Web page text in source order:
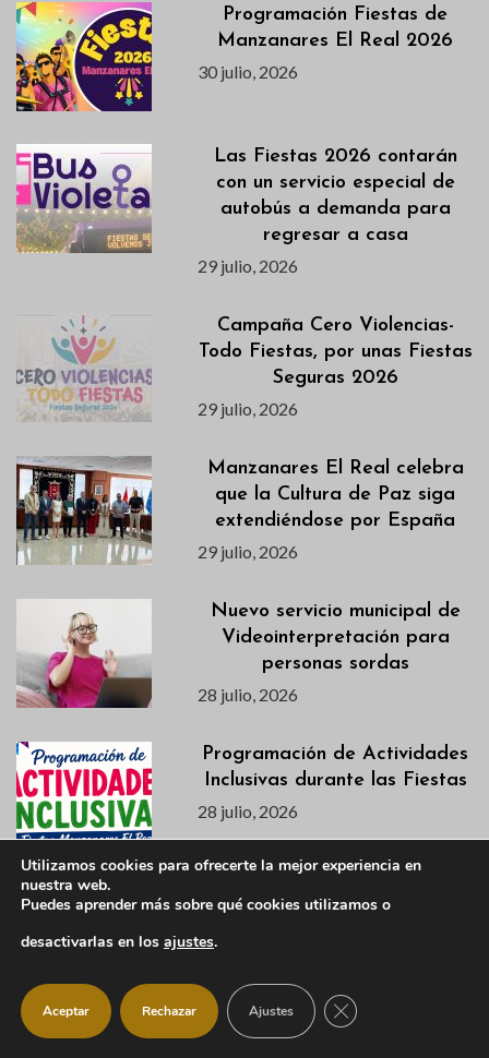
Programación Fiestas de
Manzanares El Real 2026
30 julio, 2026
Las Fiestas 2026 contarán
con un servicio especial de
autobús a demanda para
regresar a casa
29 julio, 2026
Campaña Cero Violencias-
Todo Fiestas, por unas Fiestas
Seguras 2026
29 julio, 2026
Manzanares El Real celebra
que la Cultura de Paz siga
extendiéndose por España
29 julio, 2026
Nuevo servicio municipal de
Videointerpretación para
personas sordas
28 julio, 2026
Programación de Actividades
Inclusivas durante las Fiestas
28 julio, 2026
Cortes de calles y
estacionamiento con motivo
27 julio, 2026
Utilizamos cookies para ofrecerte la mejor experiencia en
nuestra web.
Puedes aprender más sobre qué cookies utilizamos o
desactivarlas en los ajustes.
Aceptar Rechazar Ajustes CERRAR EL